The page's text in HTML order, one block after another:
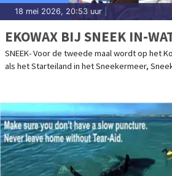
18 mei 2026, 20:53 uur
EKOWAX BIJ SNEEK IN-
SNEEK- Voor de tweede maal wordt op het
als het Starteiland in het Sneekermeer,